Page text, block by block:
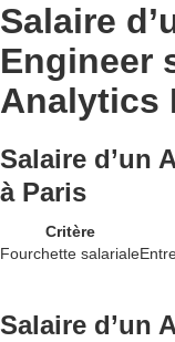
Salaire
Engineer
Analytics
Salaire d’un
à Paris
Critère
Fourchette salariale
Salaire d’un